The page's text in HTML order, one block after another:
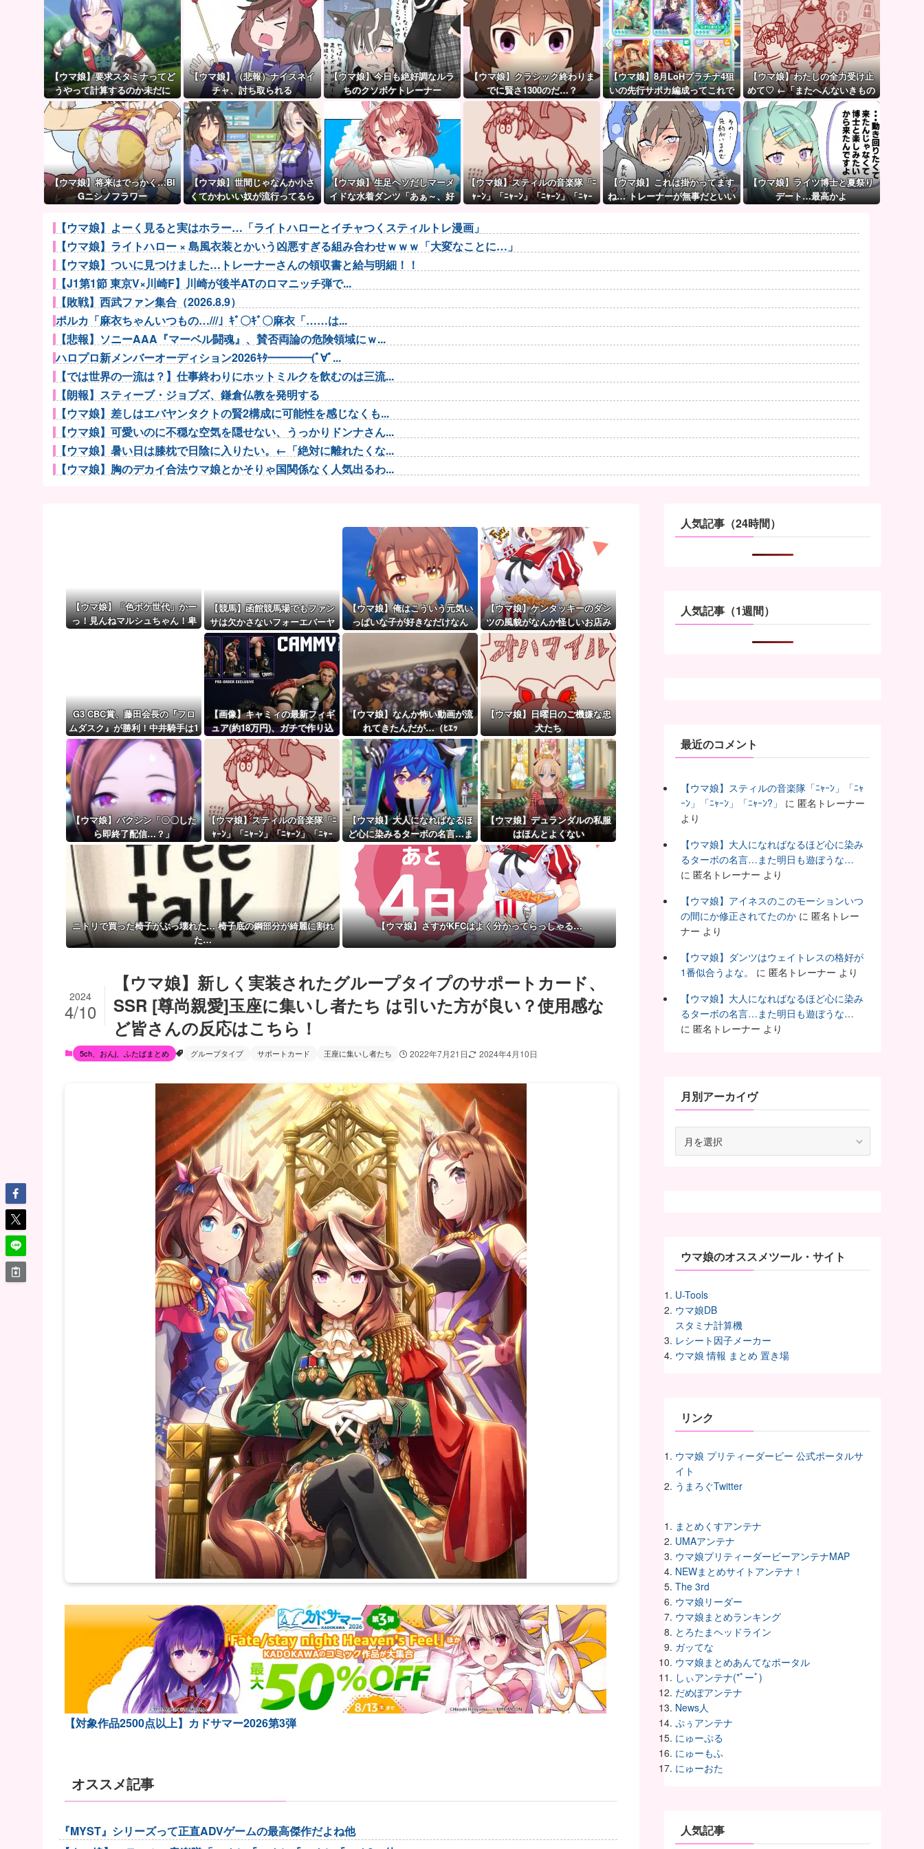
【ウマ娘】要求スタミナってど
うやって計算するのか未だに
謎…
【ウマ娘】（悲報）ナイスネイ
チャ、討ち取られる
【ウマ娘】今日も絶好調なルラ
ちのクソボケトレーナー
【ウマ娘】クラシック終わりま
でに賢さ1300のだ…？
【ウマ娘】8月LoHプラチナ4狙
いの先行サポカ編成ってこれで
大丈夫？
【ウマ娘】わたしの全力受け止
めて♡ ←「またへんないきもの
がふえてる…」
【ウマ娘】将来はでっかく…BI
Gニシノフラワー
【ウマ娘】世間じゃなんか小さ
くてかわいい奴が流行ってるら
【ウマ娘】生足ヘソだしマーメ
イドな水着ダンツ「あぁ～、好
【ウマ娘】スティルの音楽隊「ﾆ
ｬｰﾝ」「ﾆｬｰﾝ」「ﾆｬｰﾝ」「ﾆｬｰ
【ウマ娘】これは掛かってます
ね… トレーナーが無事だといい
【ウマ娘】ライツ博士と夏祭り
デート…最高かよ
【ウマ娘】よーく見ると実はホラー…「ライトハローとイチャつくスティルトレ漫画」
【ウマ娘】ライトハロー × 島風衣装とかいう凶悪すぎる組み合わせｗｗｗ「大変なことに…」
【ウマ娘】ついに見つけました…トレーナーさんの領収書と給与明細！！
【J1第1節 東京V×川崎F】川崎が後半ATのロマニッチ弾で...
【敗戦】西武ファン集合（2026.8.9）
ポルカ「麻衣ちゃんいつもの…///」ｷﾞ〇ｷﾞ〇麻衣「……は...
【悲報】ソニーAAA『マーベル闘魂』、賛否両論の危険領域にｗ...
ハロプロ新メンバーオーディション2026ｷﾀ━━━━(ﾟ∀ﾟ...
【では世界の一流は？】仕事終わりにホットミルクを飲むのは三流...
【朗報】スティーブ・ジョブズ、鎌倉仏教を発明する
【ウマ娘】差しはエバヤンタクトの賢2構成に可能性を感じなくも...
【ウマ娘】可愛いのに不穏な空気を隠せない、うっかりドンナさん...
【ウマ娘】暑い日は膝枕で日陰に入りたい。←「絶対に離れたくな...
【ウマ娘】胸のデカイ合法ウマ娘とかそりゃ国関係なく人気出るわ...
口を開けたマッコウクジラが正面から接近、素手で頭を押し返すダ...
【悲報】日本人艦これ絵師、AI絵だと誹謗中傷され筆を折ってし...
【グラボ】物がありません返金は今後あり得ると思ってるのでサブ...
お高いテント、盗まれそうで怖くない？
【艦これ】ほい、恐らく世界一需要がないE5-4甲クリア編成
【ウマ娘】（審議）無凸ブーケと完凸シャカール、中距離先行編成...
【ウマ娘】覚醒Lv6、7の解放が今後2か月置きに実装予定！第...
【ウマ娘】「色ボケ世代」かー
っ！見んねマルシュちゃん！卑
【競馬】函館競馬場でもファン
サは欠かさないフォーエバーヤ
ング
【ウマ娘】俺はこういう元気い
っぱいな子が好きなだけなん
だ…
【ウマ娘】ケンタッキーのダン
ツの風貌がなんか怪しいお店み
たいだな…
G3 CBC賞、藤田会長の『フロ
ムダスク』が勝利！中井騎手は1
5年目で重賞初制覇！【ウマ娘民
の反応】
【画像】キャミィの最新フィギ
ュア(約18万円)、ガチで作り込
みがエグすぎる
【ウマ娘】なんか怖い動画が流
れてきたんだが…（ﾋｴｯ
【ウマ娘】日曜日のご機嫌な忠
犬たち
【ウマ娘】バクシン「〇〇した
ら即終了配信…？」
【ウマ娘】スティルの音楽隊「ﾆ
ｬｰﾝ」「ﾆｬｰﾝ」「ﾆｬｰﾝ」「ﾆｬｰ
ﾝ?」
【ウマ娘】大人になればなるほ
ど心に染みるターボの名言…ま
た明日も遊ぼうな…
【ウマ娘】デュランダルの私服
はほんとよくない
ニトリで買った椅子がぶっ壊れた… 椅子底の鋼部分が綺麗に割れ
た…
【ウマ娘】さすがKFCはよく分かってらっしゃる…
【ウマ娘】新しく実装されたグループタイプのサポートカード、
SSR [尊尚親愛]玉座に集いし者たち は引いた方が良い？使用感な
ど皆さんの反応はこちら！
2024
4/10
5ch、おんj、ふたばまとめ グループタイプ サポートカード 王座に集いし者たち 2022年7月21日 2024年4月10日
【対象作品2500点以上】カドサマー2026第3弾
オススメ記事
『MYST』シリーズって正直ADVゲームの最高傑作だよね他
人気記事（24時間）
人気記事（1週間）
最近のコメント
【ウマ娘】スティルの音楽隊「ﾆｬｰﾝ」「ﾆｬ
ｰﾝ」「ﾆｬｰﾝ」「ﾆｬｰﾝ?」
に 匿名トレーナー
より
【ウマ娘】大人になればなるほど心に染み
るターボの名言…また明日も遊ぼうな…
に 匿名トレーナー より
【ウマ娘】アイネスのこのモーションいつ
の間にか修正されてたのか に 匿名トレー
ナー より
【ウマ娘】ダンツはウェイトレスの格好が
1番似合うよな。
に 匿名トレーナー より
【ウマ娘】大人になればなるほど心に染み
るターボの名言…また明日も遊ぼうな…
に 匿名トレーナー より
月別アーカイヴ
ウマ娘のオススメツール・サイト
U-Tools
ウマ娘DB
スタミナ計算機
レシート因子メーカー
ウマ娘 情報 まとめ 置き場
リンク
ウマ娘 プリティーダービー 公式ポータルサ
イト
うまろぐTwitter
まとめくすアンテナ
UMAアンテナ
ウマ娘プリティーダービーアンテナMAP
NEWまとめサイトアンテナ！
The 3rd
ウマ娘リーダー
ウマ娘まとめランキング
とろたまヘッドライン
ガッてな
ウマ娘まとめあんてなポータル
しぃアンテナ(*ﾟーﾟ)
だめぽアンテナ
News人
ぷぅアンテナ
にゅーぷる
にゅーもふ
にゅーおた
人気記事